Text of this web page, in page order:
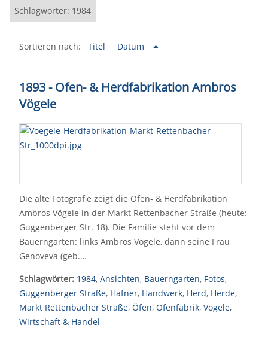
Schlagwörter: 1984
Sortieren nach: Titel Datum
1893 - Ofen- & Herdfabrikation Ambros
Vögele
Die alte Fotografie zeigt die Ofen- & Herdfabrikation
Ambros Vögele in der Markt Rettenbacher Straße (heute:
Guggenberger Str. 18). Die Familie steht vor dem
Bauerngarten: links Ambros Vögele, dann seine Frau
Genoveva (geb.…
Schlagwörter: 1984, Ansichten, Bauerngarten, Fotos,
Guggenberger Straße, Hafner, Handwerk, Herd, Herde,
Markt Rettenbacher Straße, Öfen, Ofenfabrik, Vögele,
Wirtschaft & Handel